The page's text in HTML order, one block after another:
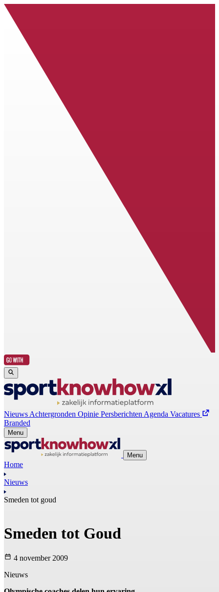
Nieuws Achtergronden Opinie Persberichten Agenda Vacatures
Branded
Menu
Menu
Home
Nieuws
Smeden tot goud
Smeden tot Goud
4 november 2009
Nieuws